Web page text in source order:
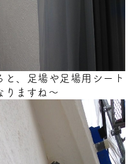
、足場や足場用シート
りますね～